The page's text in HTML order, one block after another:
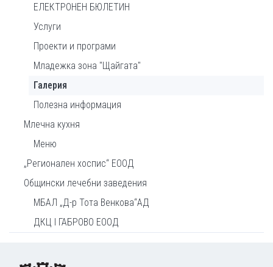
ЕЛЕКТРОНЕН БЮЛЕТИН
Услуги
Проекти и програми
Младежка зона "Щайгата"
Галерия
Полезна информация
Млечна кухня
Меню
„Регионален хоспис“ ЕООД
Общински лечебни заведения
МБАЛ „Д-р Тота Венкова“АД
ДКЦ I ГАБРОВО ЕООД